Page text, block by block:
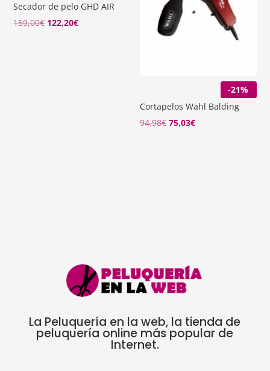
Secador de pelo GHD AIR
159,00€ El
122,20€El
-21%
Cortapelos Wahl Balding
94,98€ 75,03€
La Peluquería en la web, la tienda de
peluquería online más popular de
Internet.